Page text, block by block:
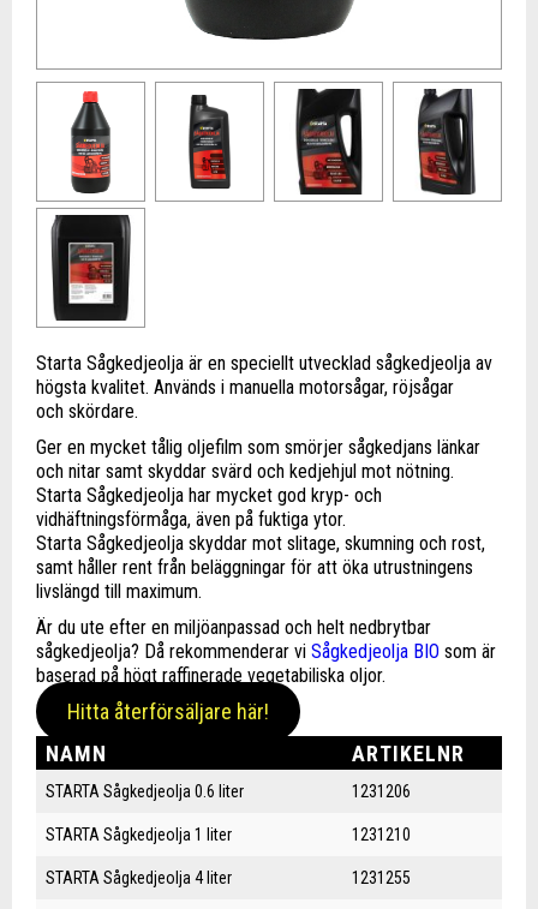
Starta Sågkedjeolja är en speciellt utvecklad sågkedjeolja av
högsta kvalitet. Används i manuella motorsågar, röjsågar
och skördare.
Ger en mycket tålig oljefilm som smörjer sågkedjans länkar
och nitar samt skyddar svärd och kedjehjul mot nötning.
Starta Sågkedjeolja har mycket god kryp- och
vidhäftningsförmåga, även på fuktiga ytor.
Starta Sågkedjeolja skyddar mot slitage, skumning och rost,
samt håller rent från beläggningar för att öka utrustningens
livslängd till maximum.
Är du ute efter en miljöanpassad och helt nedbrytbar
sågkedjeolja? Då rekommenderar vi Sågkedjeolja BIO som är
baserad på högt raffinerade vegetabiliska oljor.
Hitta återförsäljare här!
NAMN
ARTIKELNR
STARTA Sågkedjeolja 0.6 liter 1231206
STARTA Sågkedjeolja 1 liter 1231210
STARTA Sågkedjeolja 4 liter 1231255